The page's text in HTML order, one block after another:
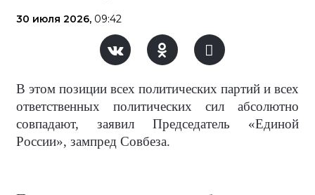
30 июля 2026, 09:42
В этом позиции всех политических партий и всех
ответственных политических сил абсолютно
совпадают, заявил Председатель «Единой
России», зампред Совбеза.